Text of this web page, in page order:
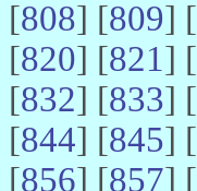
[808] [809] [
[820] [821] [
[832] [833] [
[844] [845] [
[856] [857] [